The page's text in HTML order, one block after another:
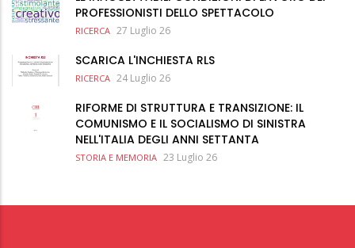
PROFESSIONISTI DELLO SPETTACOLO
RICERCA 27 Luglio 26
SCARICA L'INCHIESTA RLS
RICERCA 24 Luglio 26
RIFORME DI STRUTTURA E TRANSIZIONE: IL
COMUNISMO E IL SOCIALISMO DI SINISTRA
NELL'ITALIA DEGLI ANNI SETTANTA
STORIA E MEMORIA 23 Luglio 26